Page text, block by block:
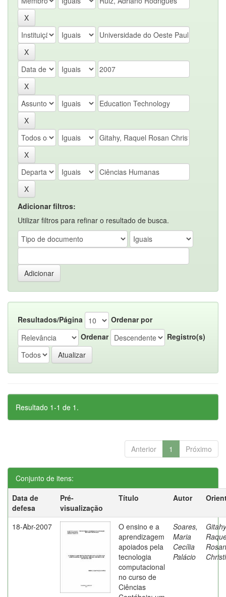
Adicionar filtros:
Utilizar filtros para refinar o resultado de busca.
Resultados/Página
Ordenar por
Ordenar
Registro(s)
Resultado 1-1 de 1.
Anterior 1 Próximo
Conjunto de itens:
Data de
defesa
Pré-
visualização
Título Autor
18-Abr-2007
O ensino e a
aprendizagem
apoiados pela
tecnologia
computacional
no curso de
Ciências
Soares,
Maria
Cecília
Palácio
Rosan